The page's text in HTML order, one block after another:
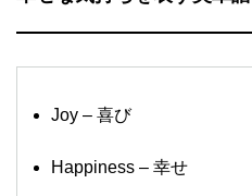
Joy – 喜び
Happiness – 幸せ